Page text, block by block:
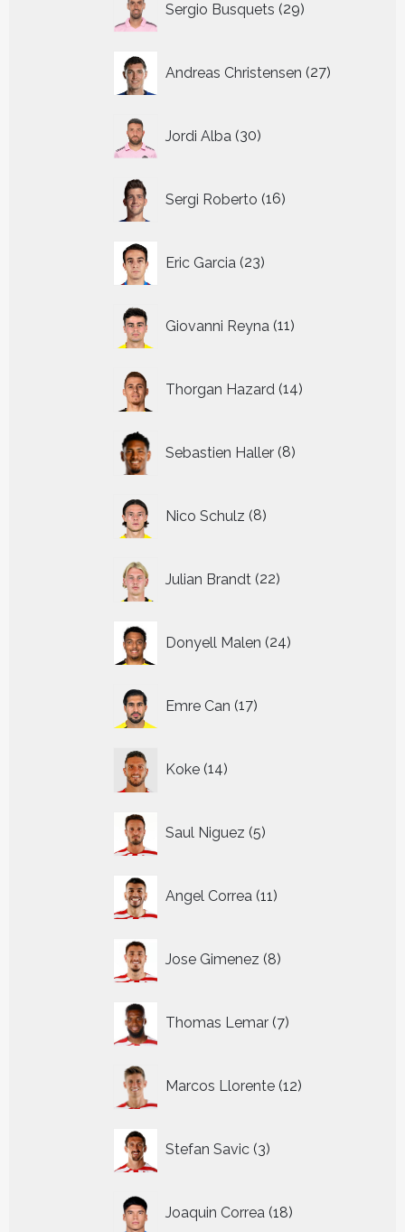
Sergio Busquets 29
producten
Andreas Christensen 27
producten
Jordi Alba 30
producten
Sergi Roberto 16
producten
Eric Garcia 23
producten
Giovanni Reyna 11
producten
Thorgan Hazard 14
producten
Sebastien Haller 8
producten
Nico Schulz 8
producten
Julian Brandt 22
producten
Donyell Malen 24
producten
Emre Can 17
producten
Koke 14
producten
Saul Niguez 5
producten
Angel Correa 11
producten
Jose Gimenez 8
producten
Thomas Lemar 7
producten
Marcos Llorente 12
producten
Stefan Savic 3
producten
Joaquin Correa 18
producten